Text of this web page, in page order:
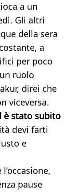
a un
Gli altri
della sera
a
per poco
ruolo
direi che
viceversa.
è stato subito
devi farti
e
pause